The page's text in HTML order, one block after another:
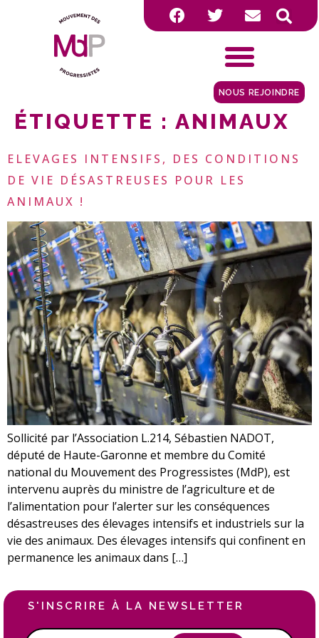
NOUS REJOINDRE
ÉTIQUETTE : ANIMAUX
ELEVAGES INTENSIFS, DES CONDITIONS
DE VIE DÉSASTREUSES POUR LES
ANIMAUX !
Sollicité par l’Association L.214, Sébastien NADOT,
député de Haute-Garonne et membre du Comité
national du Mouvement des Progressistes (MdP), est
intervenu auprès du ministre de l’agriculture et de
l’alimentation pour l’alerter sur les conséquences
désastreuses des élevages intensifs et industriels sur la
vie des animaux. Des élevages intensifs qui confinent en
permanence les animaux dans […]
S'INSCRIRE À LA NEWSLETTER